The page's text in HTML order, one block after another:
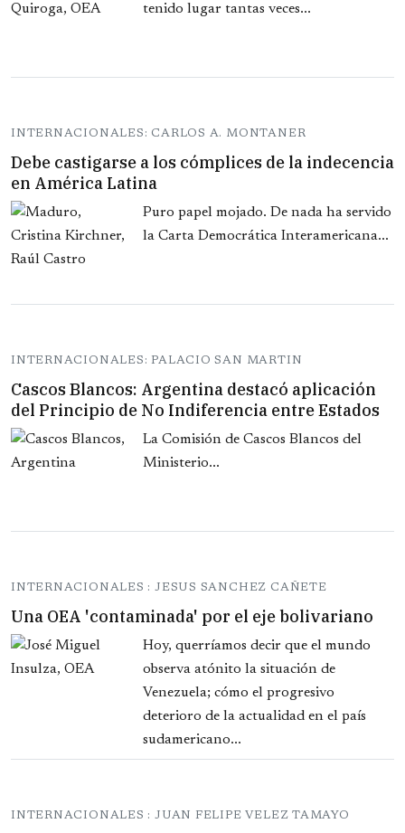
tenido lugar tantas veces...
INTERNACIONALES: CARLOS A. MONTANER
Debe castigarse a los cómplices de la indecencia
en América Latina
Puro papel mojado. De nada ha servido
la Carta Democrática Interamericana...
INTERNACIONALES: PALACIO SAN MARTIN
Cascos Blancos: Argentina destacó aplicación
del Principio de No Indiferencia entre Estados
La Comisión de Cascos Blancos del
Ministerio...
INTERNACIONALES : JESUS SANCHEZ CAÑETE
Una OEA 'contaminada' por el eje bolivariano
Hoy, querríamos decir que el mundo
observa atónito la situación de
Venezuela; cómo el progresivo
deterioro de la actualidad en el país
sudamericano...
INTERNACIONALES : JUAN FELIPE VELEZ TAMAYO